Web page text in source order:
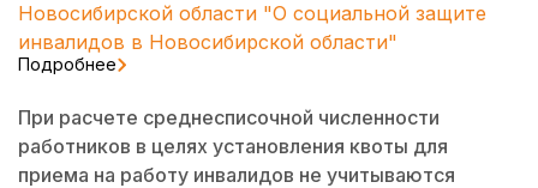
Новосибирской области "О социальной защите
инвалидов в Новосибирской области"
Подробнее
При расчете среднесписочной численности
работников в целях установления квоты для
приема на работу инвалидов не учитываются